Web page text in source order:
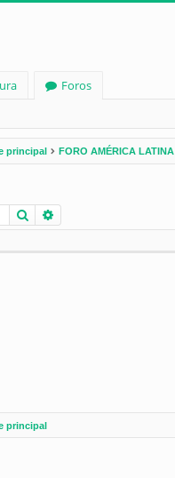
Foros
principal FORO AMÉRICA LATINA
Buscar
principal